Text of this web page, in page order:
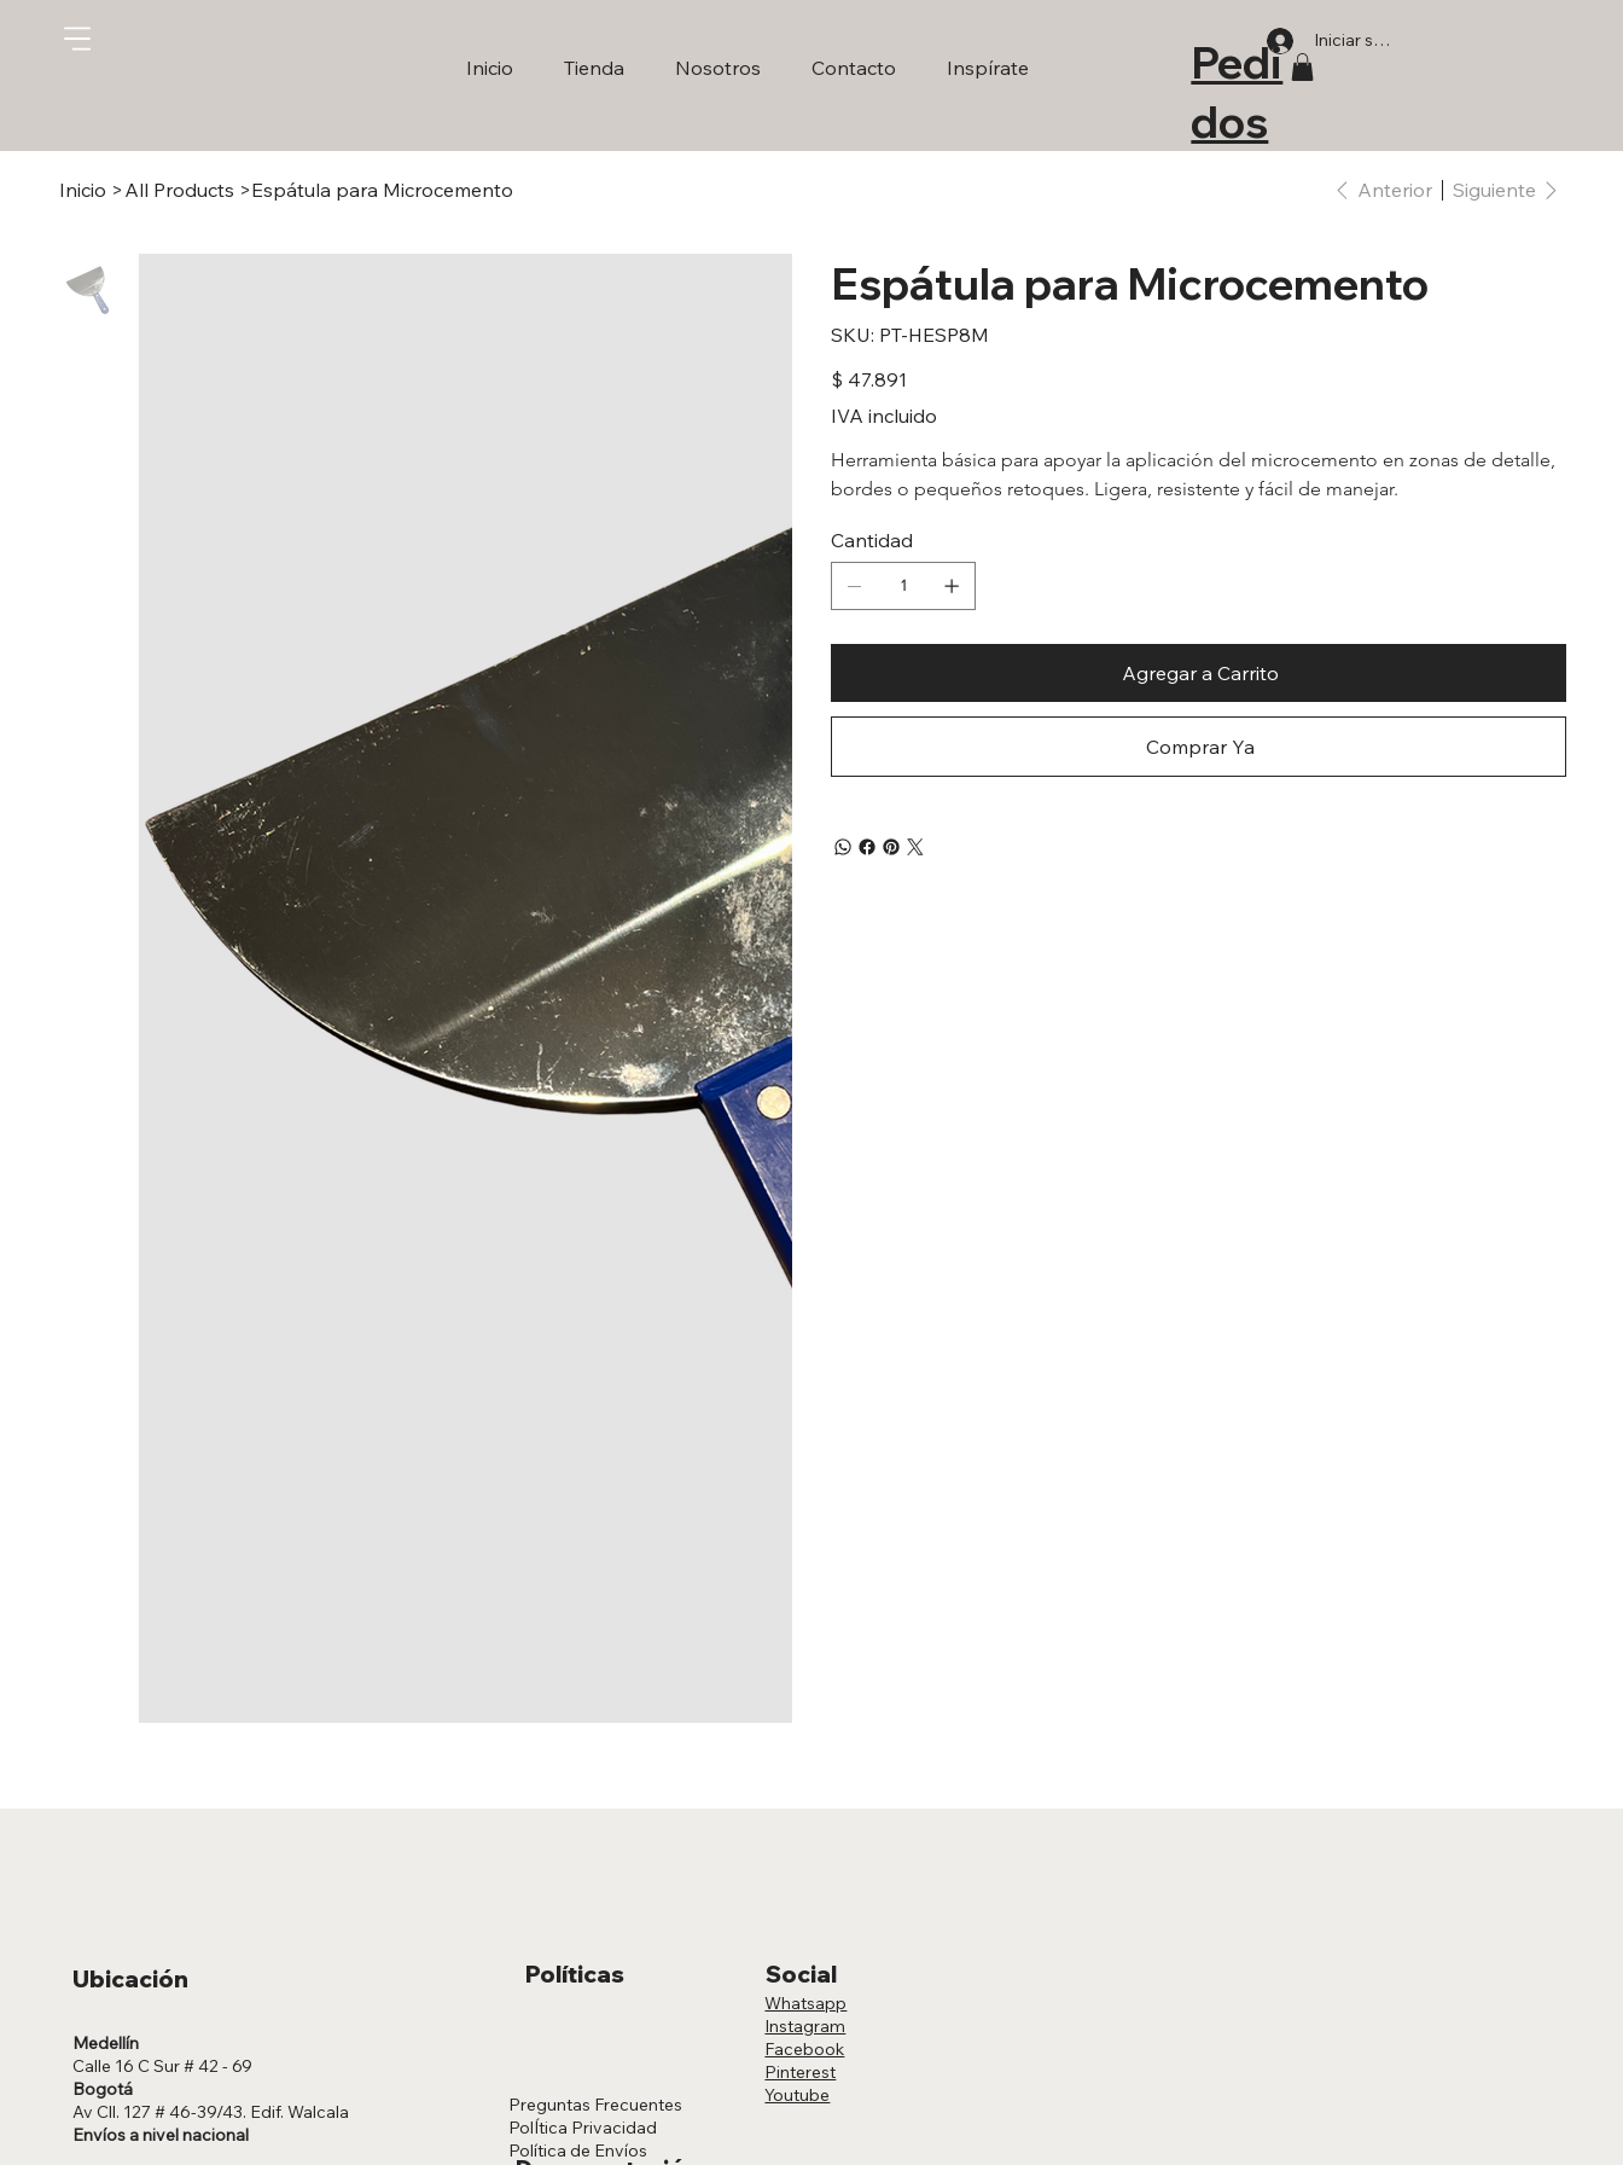
Inicio Tienda Nosotros Contacto Inspírate
Pedi
dos
Iniciar sesión
Inicio > All Products >Espátula para Microcemento Anterior Siguiente
Espátula para Microcemento
SKU: SKU
PT-
PT-HESP8M
Precio
$ 47.891
IVA incluido
Herramienta básica para apoyar la aplicación del microcemento en zonas de detalle,
bordes o pequeños retoques. Ligera, resistente y fácil de manejar.
Cantidad
Agregar a Carrito
Comprar Ya
Medellín
Calle 16 C Sur # 42 - 69
Bogotá
Av Cll. 127 # 46-39/43. Edif. Walcala
Envíos a nivel nacional
Ubicación
Preguntas Frecuentes
PolÍtica Privacidad
Política de Envíos
Whatsapp
Instagram
Facebook
Pinterest
Youtube
Políticas Social